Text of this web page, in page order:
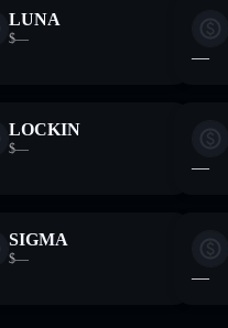
LUNA
$—
—
LOCKIN
$—
—
SIGMA
$—
—